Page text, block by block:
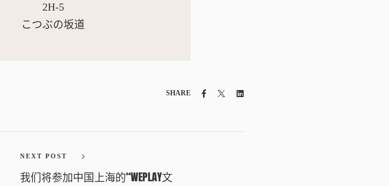
2H-5
こつぶの坂道
SHARE FacebookTwitterLinkedin
NEXT POST
我们将参加中国上海的“WEPLAY文